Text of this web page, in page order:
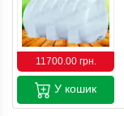
11700.00 грн.
У кошик